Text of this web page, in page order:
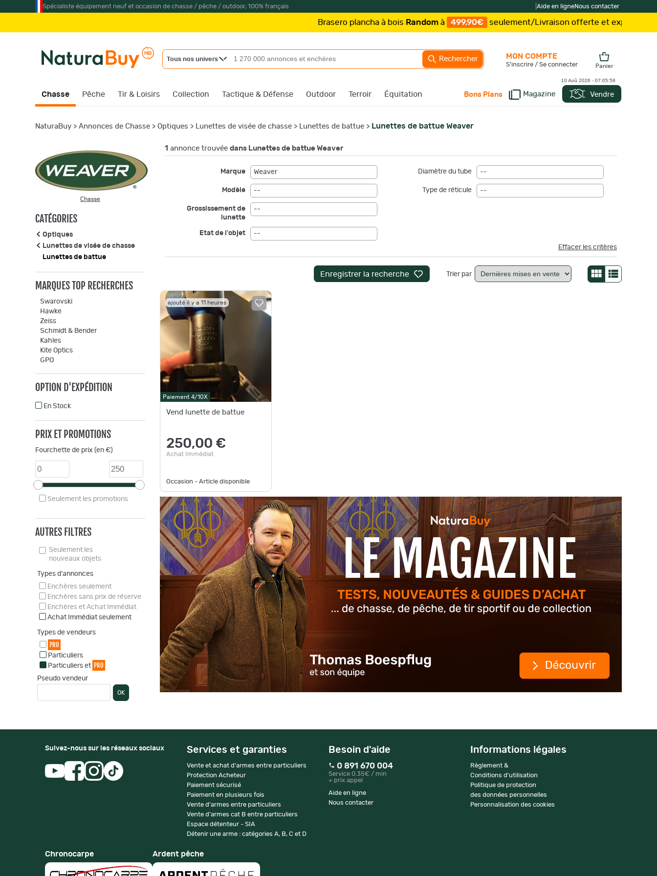
Spécialiste équipement neuf et occasion de chasse / pêche / outdoor, 100% français Aide en ligneNous contacter
Brasero plancha à boisRandomà 499,90€ seulement/Livraison offerte et expédition
Tous nos univers Rechercher
Chasse Pêche Tir & Loisirs Collection Tactique & Défense Outdoor Terroir Équitation Bons Plans Magazine Vendre
MON COMPTE
S'inscrire / Se connecter Panier
10 Aoû 2026 - 07:05:59
NaturaBuy > Annonces de Chasse > Optiques > Lunettes de visée de chasse > Lunettes de battue > Lunettes de battue Weaver
Chasse
CATÉGORIES
Optiques
Lunettes de visée de chasse
Lunettes de battue
MARQUES TOP RECHERCHES
Swarovski
Hawke
Zeiss
Schmidt & Bender
Kahles
Kite Optics
GPO
OPTION D'EXPÉDITION
En Stock
PRIX ET PROMOTIONS
Fourchette de prix (en €)
Seulement les promotions
AUTRES FILTRES
Seulement les
nouveaux objets
Types d'annonces
Enchères seulement
Enchères sans prix de réserve
Enchères et Achat Immédiat
Achat Immédiat seulement
Types de vendeurs
PRO
Particuliers
Particuliers et PRO
Pseudo vendeur
OK
1 annonce trouvée dans Lunettes de battue Weaver
Marque Weaver
Modèle --
Grossissement de
lunette
--
Etat de l'objet --
Diamètre du tube --
Type de réticule --
Effacer les critères
Enregistrer la recherche Trier par
ajouté il y a 11 heures
Paiement 4/10X
Vend lunette de battue
250,00 €
Achat Immédiat
Occasion - Article disponible
Suivez-nous sur les réseaux sociaux Services et garanties
Vente et achat d'armes entre particuliers
Protection Acheteur
Paiement sécurisé
Paiement en plusieurs fois
Vente d'armes entre particuliers
Vente d'armes cat B entre particuliers
Espace détenteur - SIA
Détenir une arme : catégories A, B, C et D
Besoin d'aide
0 891 670 004
Service 0.35€ / min
+ prix appel
Aide en ligne
Nous contacter
Informations légales
Règlement &
Conditions d'utilisation
Politique de protection
des données personnelles
Personnalisation des cookies
Chronocarpe Ardent pêche